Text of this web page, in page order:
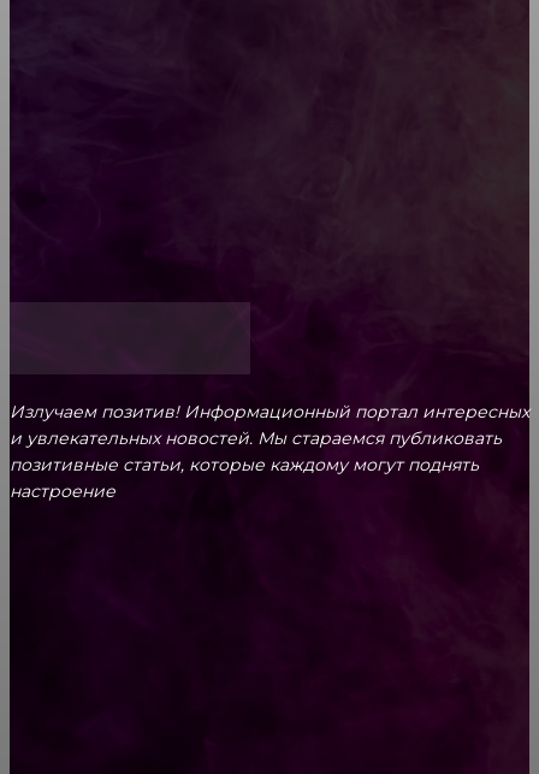
Излучаем позитив! Информационный портал интересных
и увлекательных новоcтей. Мы стараемся публиковать
позитивные статьи, которые каждому могут поднять
настроение